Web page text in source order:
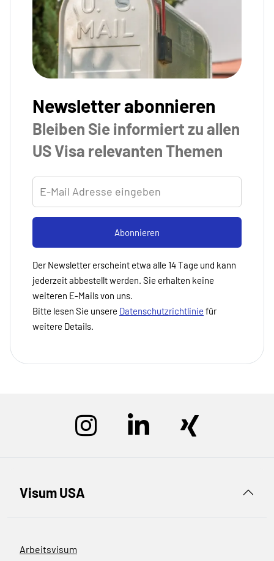
Newsletter abonnieren
Bleiben Sie informiert zu allen
US Visa relevanten Themen
E-Mail Adresse eingeben
Abonnieren
Der Newsletter erscheint etwa alle 14 Tage und kann
jederzeit abbestellt werden. Sie erhalten keine
weiteren E-Mails von uns.
Bitte lesen Sie unsere Datenschutzrichtlinie für
weitere Details.
Visum USA
Arbeitsvisum